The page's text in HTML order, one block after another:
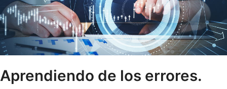
Aprendiendo de los errores.